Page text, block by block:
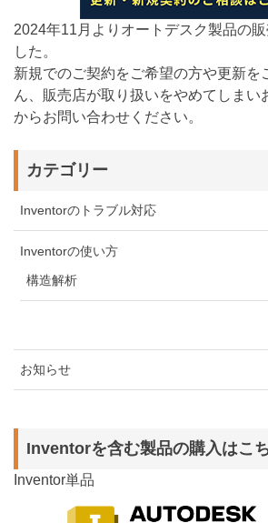
2024年11月よりオートデスク製品の
した。
新規でのご契約をご希望の方や更新を
ん、販売店が取り扱いをやめてしまい
からお問い合わせください。
カテゴリー
Inventorのトラブル対応
Inventorの使い方
構造解析
お知らせ
Inventorを含む製品の購入はこ
Inventor単品